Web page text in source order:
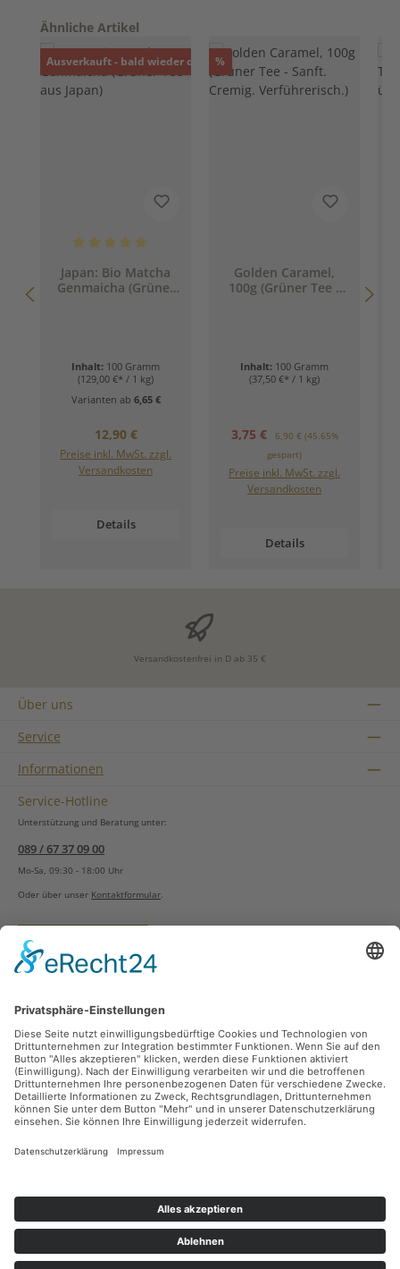
Produktgalerie überspringen
Ähnliche Artikel
Ausverkauft - bald wieder da!
Japan: Bio Matcha
Genmaicha (Grüner
Inhalt: 100 Gramm
(129,00 €* / 1 kg)
Varianten ab 6,65 €
Regulärer Preis:
12,90 €
Preise inkl. MwSt. zzgl.
Versandkosten
Details
%Rabatt
Golden Caramel,
100g (Grüner Tee -
Inhalt: 100 Gramm
(37,50 €* / 1 kg)
Verkaufspreis:
3,75 € Regulärer Preis:
6,90 € (45.65%
gespart)
Preise inkl. MwSt. zzgl.
Versandkosten
Details
Versandkostenfrei in D ab 35 €
Über uns
Service
Informationen
Service-Hotline
Unterstützung und Beratung unter:
089 / 67 37 09 00
Mo-Sa, 09:30 - 18:00 Uhr
Oder über unser Kontaktformular.
Vertrag widerrufen
Zahlungsarten
Sicher Einkaufen
Ladengeschäft
Newsletter
Facebook Instagram